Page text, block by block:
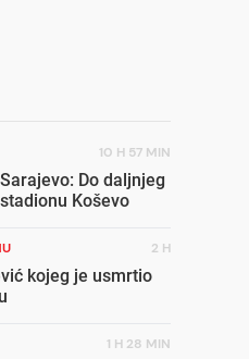
10 H 57 MIN
Do daljnjeg
Koševo
2 H
kojeg je usmrtio
1 H 28 MIN